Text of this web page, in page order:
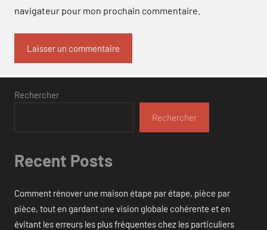
navigateur pour mon prochain commentaire.
Rechercher
Rechercher
Recent Posts
Comment rénover une maison étape par étape, pièce par
pièce, tout en gardant une vision globale cohérente et en
évitant les erreurs les plus fréquentes chez les particuliers